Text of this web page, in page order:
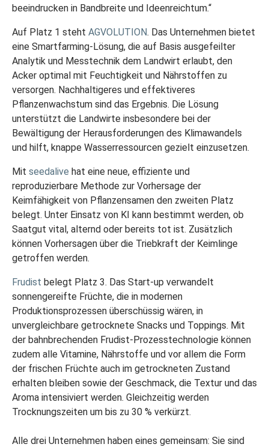
beeindrucken in Bandbreite und Ideenreichtum.“
Auf Platz 1 steht AGVOLUTION. Das Unternehmen bietet
eine Smartfarming-Lösung, die auf Basis ausgefeilter
Analytik und Messtechnik dem Landwirt erlaubt, den
Acker optimal mit Feuchtigkeit und Nährstoffen zu
versorgen. Nachhaltigeres und effektiveres
Pflanzenwachstum sind das Ergebnis. Die Lösung
unterstützt die Landwirte insbesondere bei der
Bewältigung der Herausforderungen des Klimawandels
und hilft, knappe Wasserressourcen gezielt einzusetzen.
Mit seedalive hat eine neue, effiziente und
reproduzierbare Methode zur Vorhersage der
Keimfähigkeit von Pflanzensamen den zweiten Platz
belegt. Unter Einsatz von KI kann bestimmt werden, ob
Saatgut vital, alternd oder bereits tot ist. Zusätzlich
können Vorhersagen über die Triebkraft der Keimlinge
getroffen werden.
Frudist belegt Platz 3. Das Start-up verwandelt
sonnengereifte Früchte, die in modernen
Produktionsprozessen überschüssig wären, in
unvergleichbare getrocknete Snacks und Toppings. Mit
der bahnbrechenden Frudist-Prozesstechnologie können
zudem alle Vitamine, Nährstoffe und vor allem die Form
der frischen Früchte auch im getrockneten Zustand
erhalten bleiben sowie der Geschmack, die Textur und das
Aroma intensiviert werden. Gleichzeitig werden
Trocknungszeiten um bis zu 30 % verkürzt.
Alle drei Unternehmen haben eines gemeinsam: Sie sind